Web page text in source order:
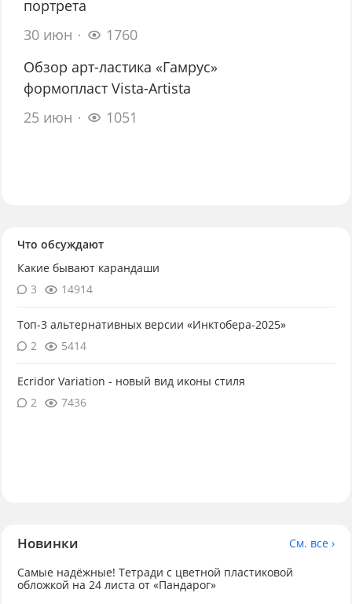
портрета
30 июн
1760
Обзор арт-ластика «Гамрус»
формопласт Vista-Artista
25 июн
1051
Что обсуждают
Какие бывают карандаши
3
14914
Топ-3 альтернативных версии «Инктобера-2025»
2
5414
Ecridor Variation - новый вид иконы стиля
2
7436
Новинки
См. все ›
Самые надёжные! Тетради с цветной пластиковой
обложкой на 24 листа от «Пандарог»